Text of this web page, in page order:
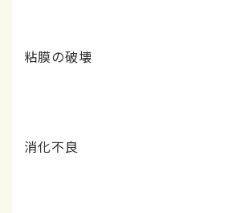
粘膜の破壊
消化不良